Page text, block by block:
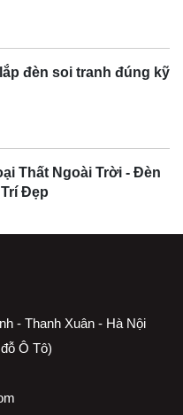
đèn soi tranh đúng kỹ
Thất Ngoài Trời - Đèn
Đẹp
- Thanh Xuân - Hà Nội
Ô Tô)